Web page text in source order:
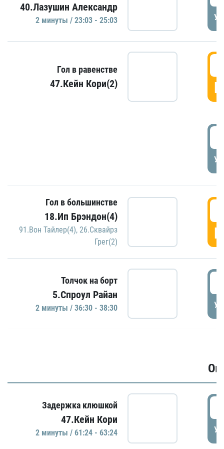
40.Лазушин Александр
2 минуты / 23:03 - 25:03
Гол в равенстве
47.Кейн Кори(2)
Гол в большинстве
18.Ип Брэндон(4)
91.Вон Тайлер(4), 26.Сквайрз
Грег(2)
Толчок на борт
5.Спроул Райан
2 минуты / 36:30 - 38:30
Задержка клюшкой
47.Кейн Кори
2 минуты / 61:24 - 63:24